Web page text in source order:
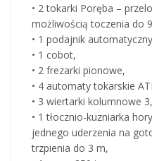
• 2 tokarki Poręba –
możliwością toczenia do
• 1 podajnik
• 1 cobot,
• 2 frezarki pionowe,
• 4 automaty tokarskie
• 3 wiertarki kolumnowe
• 1 tłocznio-kuzniarka
jednego uderzenia na
trzpienia do 3 m,